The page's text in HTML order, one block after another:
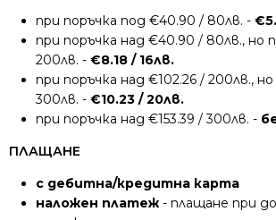
при поръчка под €40.90 / 80лв. -
при поръчка над €40.90 / 80лв., но
200лв. - €8.18 / 16лв.
при поръчка над €102.26 / 200лв.,
300лв. - €10.23 / 20лв.
при поръчка над €153.39 / 300лв. -
ПЛАЩАНЕ
с дебитна/кредитна карта
наложен платеж - плащане при